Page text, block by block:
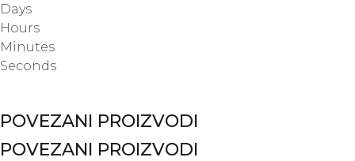
Days
Hours
Minutes
Seconds
POVEZANI PROIZVODI
POVEZANI PROIZVODI